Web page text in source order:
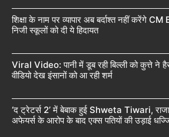
शिक्षा के नाम पर व्यापार अब बर्दाश्त नहीं करेंगे
निजी स्कूलों को दी ये हिदायत
Viral Video: पानी में डूब रही बिल्ली को कुत्ते ने
वीडियो देख इंसानों को आ रही शर्म
‘द ट्रेटर्स 2’ में बेबाक हुई Shweta Tiwari,
अफेयर्स के आरोप के बाद एक्स पतियों की उड़ाई